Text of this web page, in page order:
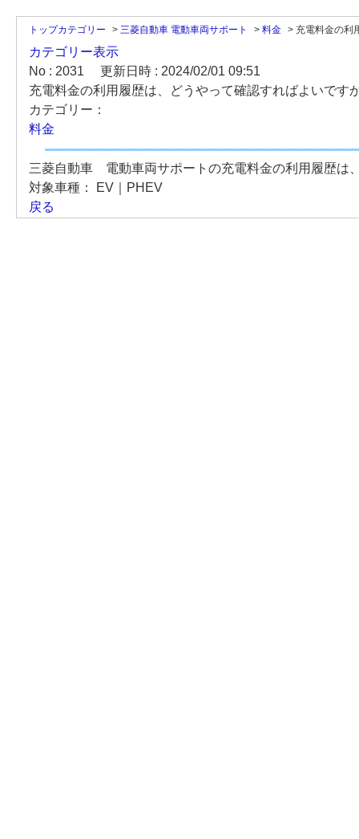
トップカテゴリー > 三菱自動車 電動車両サポート > 料金 > 充電料金の利
カテゴリー表示
No : 2031
更新日時 : 2024/02/01 09:51
充電料金の利用履歴は、どうやって確認すればよいです
カテゴリー：
料金
三菱自動車 電動車両サポートの充電料金の利用履歴は
対象車種：
EV｜PHEV
戻る